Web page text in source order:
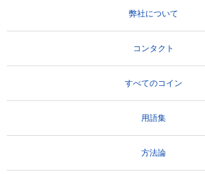
弊社について
コンタクト
すべてのコイン
用語集
方法論